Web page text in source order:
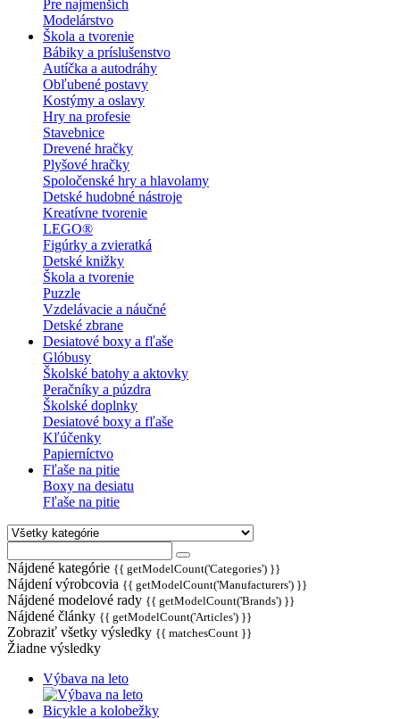
Pre najmenších
Modelárstvo
Škola a tvorenie
Bábiky a príslušenstvo
Autíčka a autodráhy
Obľubené postavy
Kostýmy a oslavy
Hry na profesie
Stavebnice
Drevené hračky
Plyšové hračky
Spoločenské hry a hlavolamy
Detské hudobné nástroje
Kreatívne tvorenie
LEGO®
Figúrky a zvieratká
Detské knižky
Škola a tvorenie
Puzzle
Vzdelávacie a náučné
Detské zbrane
Desiatové boxy a fľaše
Glóbusy
Školské batohy a aktovky
Peračníky a púzdra
Školské doplnky
Desiatové boxy a fľaše
Kľúčenky
Papierníctvo
Fľaše na pitie
Boxy na desiatu
Fľaše na pitie
Nájdené kategórie {{ getModelCount('Categories') }}
Nájdení výrobcovia {{ getModelCount('Manufacturers') }}
Nájdené modelové rady {{ getModelCount('Brands') }}
Nájdené články {{ getModelCount('Articles') }}
Zobraziť všetky výsledky {{ matchesCount }}
Žiadne výsledky
Výbava na leto
Bicykle a kolobežky